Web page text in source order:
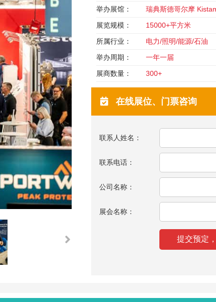
举办展馆：
瑞典斯德哥尔摩
展览规模：
15000+平方米
所属行业：
电力/照明/能源/石油
举办周期：
一年一届
展商数量：
300+
在线展位、门票咨询
联系人姓名：
联系电话：
公司名称：
展会名称：